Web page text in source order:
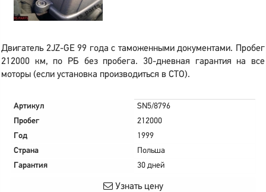
Двигатель 2JZ-GE 99 года с таможенными документами. Пробег
212000 км, по РБ без пробега. 30-дневная гарантия на все
моторы (если установка производиться в СТО).
Артикул
SN5/8796
Пробег
212000
Год
1999
Страна
Польша
Гарантия
30 дней
Узнать цену